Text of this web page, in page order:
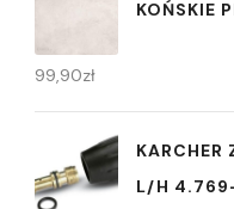
KOŃSKIE
99,90zł
L/H